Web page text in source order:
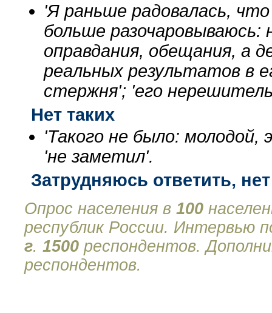
'Я раньше радовалась,
больше разочаровываюсь:
оправдания, обещания, а
реальных результатов в
стержня'; 'его
Нет таких
'Такого не было: молодой,
'не заметил'.
Затрудняюсь ответить,
Опрос населения в 100
республик России. Интервью
г. 1500 респондентов.
респондентов.